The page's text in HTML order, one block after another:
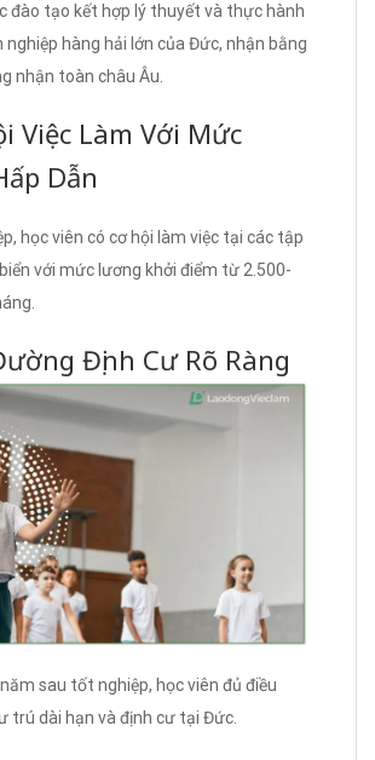
đào tạo kết hợp lý thuyết và thực hành
nghiệp hàng hải lớn của Đức, nhận bằng
nhận toàn châu Âu.
Việc Làm Với Mức
Dẫn
học viên có cơ hội làm việc tại các tập
với mức lương khởi điểm từ 2.500-
Định Cư Rõ Ràng
sau tốt nghiệp, học viên đủ điều
trú dài hạn và định cư tại Đức.